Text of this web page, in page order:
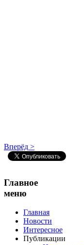
Вперёд >
Главное
меню
Главная
Новости
Интересное
Публикации